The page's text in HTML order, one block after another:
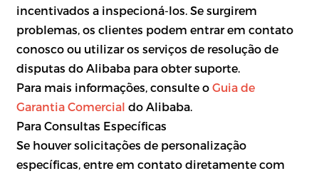
incentivados a inspecioná-los. Se surgirem
problemas, os clientes podem entrar em contato
conosco ou utilizar os serviços de resolução de
disputas do Alibaba para obter suporte.
Para mais informações, consulte o Guia de
Garantia Comercial do Alibaba.
Para Consultas Específicas
Se houver solicitações de personalização
específicas, entre em contato diretamente com